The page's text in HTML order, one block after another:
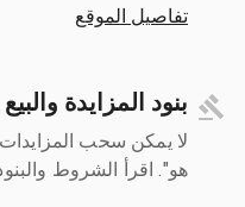
تفاصيل الموقع
بنود المزايدة والبيع
لا يمكن سحب
هو". اقرأ الشروط